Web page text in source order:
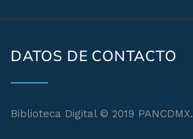
DATOS DE CONTACTO
Biblioteca Digital © 2019 PANCDMX.